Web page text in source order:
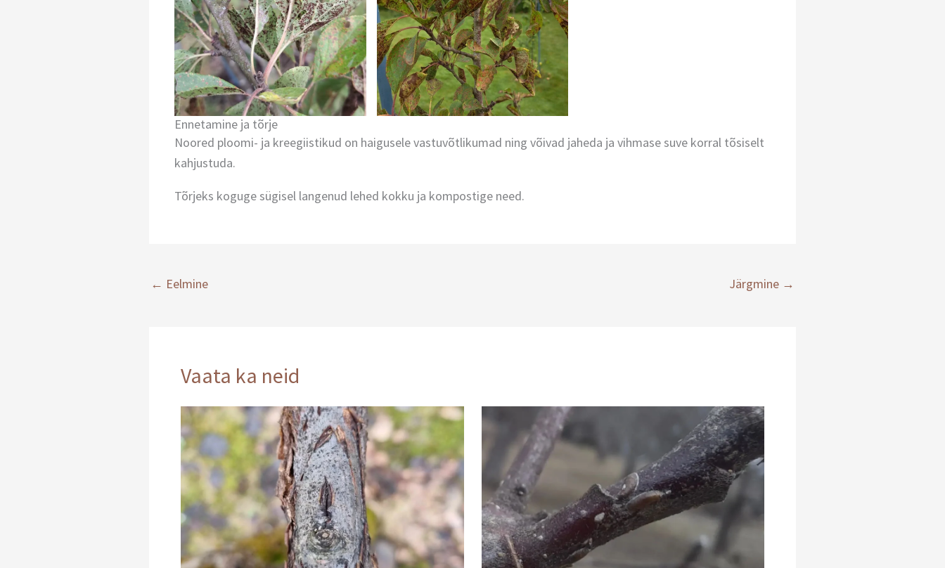
Ennetamine ja tõrje
Noored ploomi- ja kreegiistikud on haigusele vastuvõtlikumad ning võivad jaheda ja vihmase suve korral tõsiselt
kahjustuda.
Tõrjeks koguge sügisel langenud lehed kokku ja kompostige need.
← Eelmine Järgmine →
Vaata ka neid